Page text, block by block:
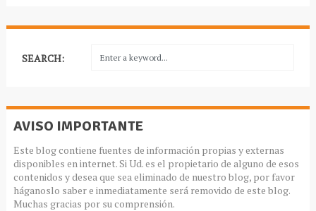
SEARCH:
AVISO IMPORTANTE
Este blog contiene fuentes de información propias y externas
disponibles en internet. Si Ud. es el propietario de alguno de esos
contenidos y desea que sea eliminado de nuestro blog, por favor
háganoslo saber e inmediatamente será removido de este blog.
Muchas gracias por su comprensión.